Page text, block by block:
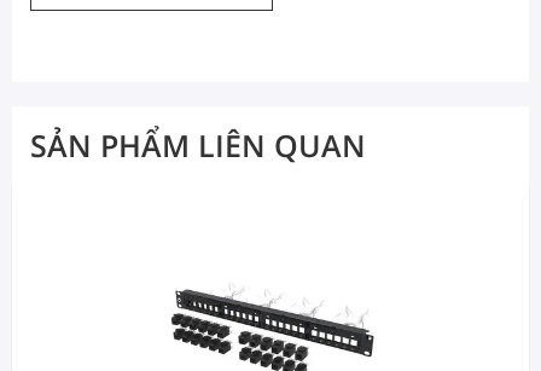
SẢN PHẨM LIÊN QUAN